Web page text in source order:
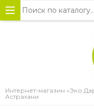
Интернет-магазин «Эко
Астрахани